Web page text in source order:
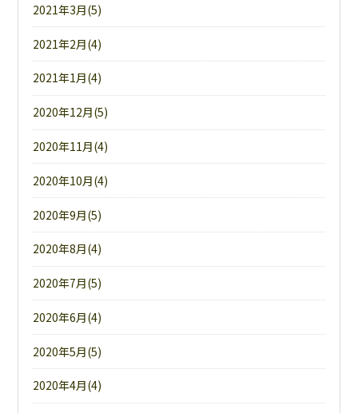
2021年3月(5)
2021年2月(4)
2021年1月(4)
2020年12月(5)
2020年11月(4)
2020年10月(4)
2020年9月(5)
2020年8月(4)
2020年7月(5)
2020年6月(4)
2020年5月(5)
2020年4月(4)